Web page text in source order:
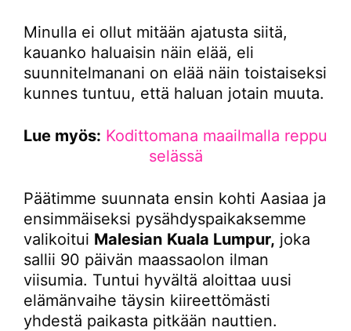
Minulla ei ollut mitään ajatusta siitä,
kauanko haluaisin näin elää, eli
suunnitelmanani on elää näin toistaiseksi
kunnes tuntuu, että haluan jotain muuta.
Lue myös: Kodittomana maailmalla reppu
selässä
Päätimme suunnata ensin kohti Aasiaa ja
ensimmäiseksi pysähdyspaikaksemme
valikoitui Malesian Kuala Lumpur, joka
sallii 90 päivän maassaolon ilman
viisumia. Tuntui hyvältä aloittaa uusi
elämänvaihe täysin kiireettömästi
yhdestä paikasta pitkään nauttien.